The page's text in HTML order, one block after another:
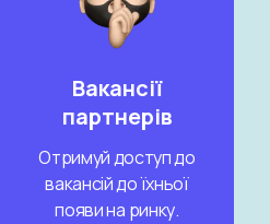
Вакансії
партнерів
Отримуй доступ до
вакансій до їхньої
появи на ринку.